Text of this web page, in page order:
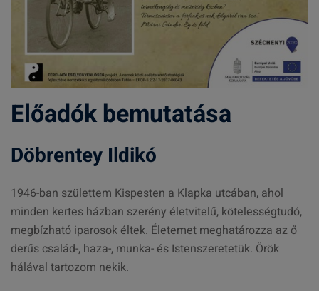
Előadók bemutatása
Döbrentey Ildikó
1946-ban születtem Kispesten a Klapka utcában, ahol
minden kertes házban szerény életvitelű, kötelességtudó,
megbízható iparosok éltek. Életemet meghatározza az ő
derűs család-, haza-, munka- és Istenszeretetük. Örök
hálával tartozom nekik.